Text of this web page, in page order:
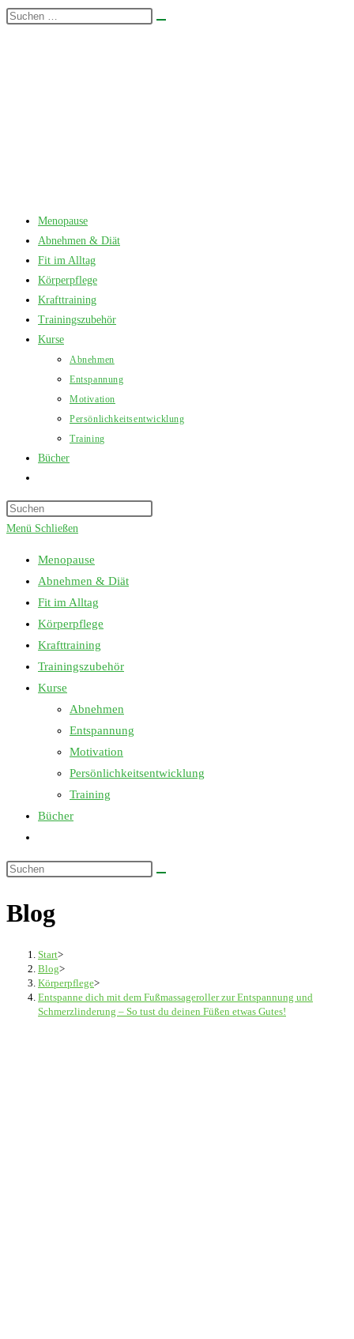
Zum
Diese
Menopause
Abnehmen & Diät
Fit im Alltag
Körperpflege
Krafttraining
Trainingszubehör
Kurse
Abnehmen
Entspannung
Motivation
Persönlichkeitsentwicklung
Training
Bücher
umschalten
Menü Schließen
Menopause
Abnehmen & Diät
Fit im Alltag
Körperpflege
Krafttraining
Trainingszubehör
Kurse
Abnehmen
Entspannung
Motivation
Persönlichkeitsentwicklung
Training
Bücher
umschalten
Diese
durchsuchen
Blog
Start>
Blog>
Körperpflege>
Entspanne dich mit dem Fußmassageroller zur Entspannung und
Schmerzlinderung – So tust du deinen Füßen etwas Gutes!